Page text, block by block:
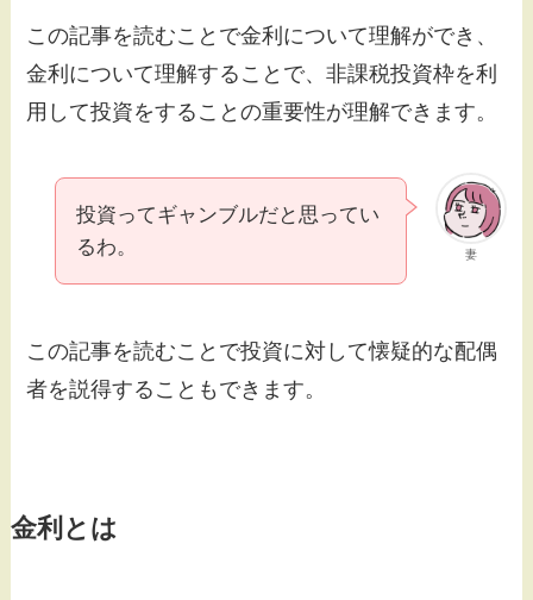
この記事を読むことで金利について理解ができ、
金利について理解することで、非課税投資枠を利
用して投資をすることの重要性が理解できます。
妻
投資ってギャンブルだと思ってい
るわ。
この記事を読むことで投資に対して懐疑的な配偶
者を説得することもできます。
金利とは